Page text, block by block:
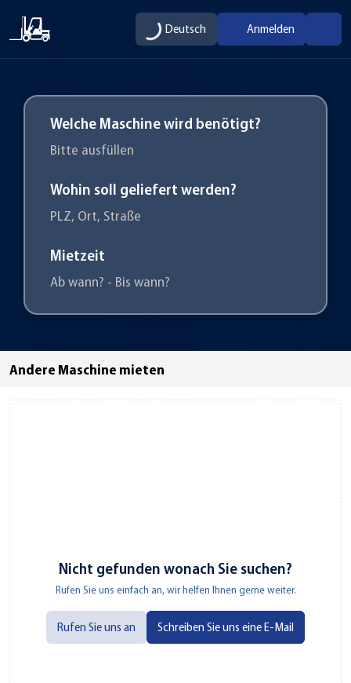
Deutsch Anmelden
Welche Maschine wird benötigt?
Bitte ausfüllen
Wohin soll geliefert werden?
PLZ, Ort, Straße
Mietzeit
Ab wann? - Bis wann?
Andere Maschine mieten
Nicht gefunden wonach Sie suchen?
Rufen Sie uns einfach an, wir helfen Ihnen gerne weiter.
Rufen Sie uns an Schreiben Sie uns eine E-Mail